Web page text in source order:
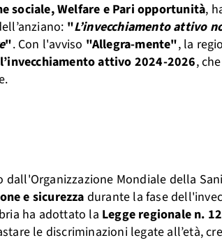
sociale, Welfare e Pari opportunità,
"L’invecchiamento attivo
". Con l'avviso "Allegra-mente", la
attivo 2024-2026,
dall'Organizzazione Mondiale della
e sicurezza durante la fase
ha adottato la Legge regionale n.
le discriminazioni legate all’età,